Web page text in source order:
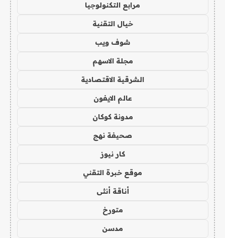
مرابع التكنولوجيا
خيال التقنية
شوف ويب
مجلة الاسهم
الشرقية الاقتصادية
عالم الايفون
مدونة كوكان
صحيفة نهج
كار نيوز
موقع خبرة التقني
أناقة أنثى
متورخ
مدسن